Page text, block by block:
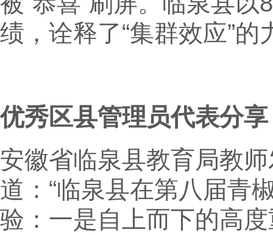
绩，诠释了“集群效应”的
优秀区县管理员代表分享
安徽省临泉县教育局教
道：“临泉县在第八届青
验：一是自上而下的高